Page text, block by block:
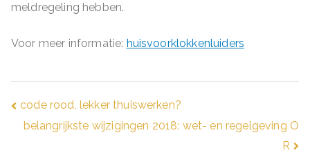
meldregeling hebben.
Voor meer informatie: huisvoorklokkenluiders
Bericht
navigatie
code rood, lekker thuiswerken?
belangrijkste wijzigingen 2018: wet- en regelgeving O
R